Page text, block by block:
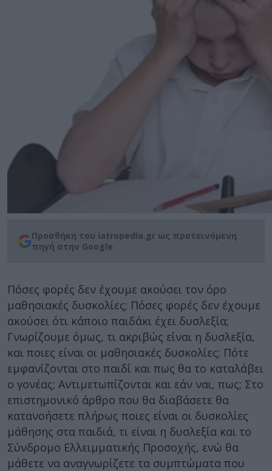
Προσθήκη του iatropedia.gr ως προτεινόμενη
πηγή στην Google
Πόσες φορές δεν έχουμε ακούσει τον όρο
μαθησιακές δυσκολίες; Πόσες φορές δεν έχουμε
ακούσει ότι κάποιο παιδάκι έχει δυσλεξία;
Γνωρίζουμε όμως, τι ακριβώς είναι η δυσλεξία,
και ποιες είναι οι μαθησιακές δυσκολίες; Πότε
εμφανίζονται στο παιδί και πως θα το καταλάβει
ο γονέας; Αντιμετωπίζονται και εάν ναι, πως; Στο
επιστημονικό άρθρο που θα διαβάσετε θα
κατανοήσετε πλήρως ποιες είναι οι δυσκολίες
μάθησης στα παιδιά, τι είναι η δυσλεξία και το
Σύνδρομο Ελλειμματικής Προσοχής, ενώ θα
μάθετε να αναγνωρίζετε τα συμπτώματα που